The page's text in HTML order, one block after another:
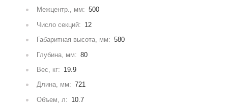
Межцентр., мм: 500
Число секций: 12
Габаритная высота, мм: 580
Глубина, мм: 80
Вес, кг: 19.9
Длина, мм: 721
Объем, л: 10.7